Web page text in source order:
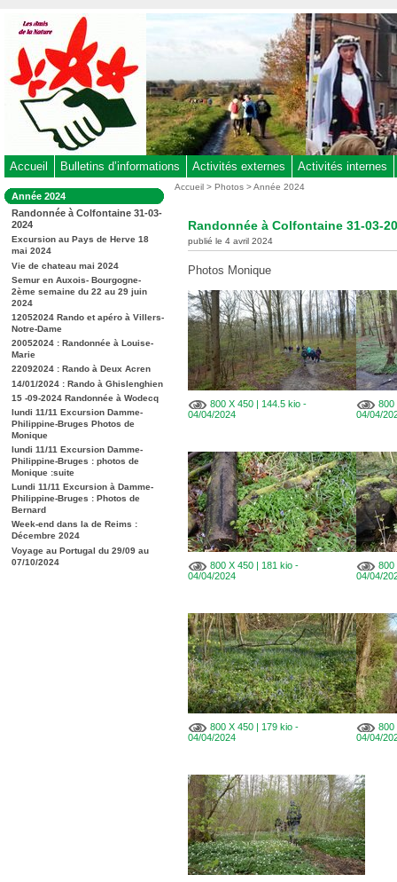
au
contenu
-
Aller
au
menu
-
à
la
recherche
Accueil Bulletins d’informations Activités externes Activités internes
Dans
la
rubrique
:
Année 2024
Randonnée à Colfontaine 31-03-
2024
Excursion au Pays de Herve 18
mai 2024
Vie de chateau mai 2024
Semur en Auxois- Bourgogne-
2ème semaine du 22 au 29 juin
2024
12052024 Rando et apéro à Villers-
Notre-Dame
20052024 : Randonnée à Louise-
Marie
22092024 : Rando à Deux Acren
14/01/2024 : Rando à Ghislenghien
15 -09-2024 Randonnée à Wodecq
lundi 11/11 Excursion Damme-
Philippine-Bruges Photos de
Monique
lundi 11/11 Excursion Damme-
Philippine-Bruges : photos de
Monique :suite
Lundi 11/11 Excursion à Damme-
Philippine-Bruges : Photos de
Bernard
Week-end dans la de Reims :
Décembre 2024
Voyage au Portugal du 29/09 au
07/10/2024
Vous
Accueil >Photos >Année 2024
Randonnée à Colfontaine 31-03-
publié le 4 avril 2024
Photos Monique
800 X 450 | 144.5 kio -
04/04/2024
800
04/04/
800 X 450 | 181 kio -
04/04/2024
800
04/04/
800 X 450 | 179 kio -
04/04/2024
800
04/04/